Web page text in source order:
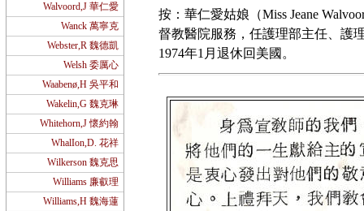
Walvoord,J 華仁愛
Wanck 萬寧克
Webster,R 魏德凱
Welsh 委厲心
Waabenø,H 吳平和
Wakelin,G 魏克琳
Whitehorn,J 懷約翰
WhalIon,D. 花祥
Wilkerson 魏克思
Williams 廉叡理
Williams,H 魏海蓮
按：華仁愛姑娘（Miss Jeane
督教醫院服務，任護理部主任、
1974年1月退休回美國。